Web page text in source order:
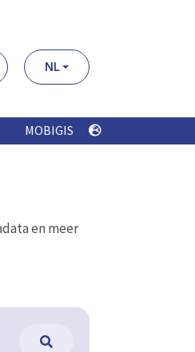
NL
MOBIGIS
en meer